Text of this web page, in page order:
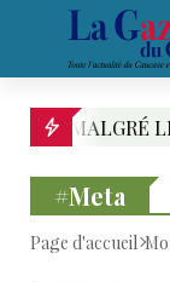
EREVAN
#Meta
Page d'accueil